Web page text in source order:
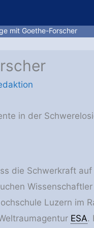
mit Goethe-Forscher
in der
die Schwerkraft
Luzern im
ESA.